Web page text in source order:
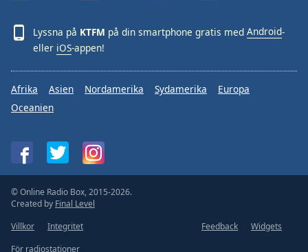
Lyssna på KTFM på din smartphone gratis med Android-
eller iOS-appen!
Afrika Asien Nordamerika Sydamerika
Europa
Oceanien
© Online Radio Box, 2015-2026.
Created by Final Level
Villkor
Integritet Feedback
Widgets
För radiostationer